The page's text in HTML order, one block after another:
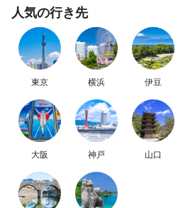
人気の行き先
東京 横浜 伊豆
大阪 神戸 山口